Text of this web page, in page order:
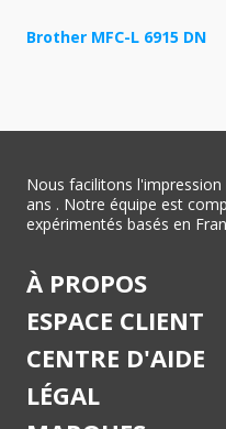
Brother MFC-L 6915 DN
Nous facilitons l'impression
ans . Notre équipe est
expérimentés basés en
À PROPOS
ESPACE CLIENT
CENTRE D'AIDE
LÉGAL